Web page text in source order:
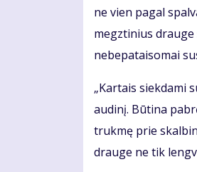
ne vien pagal
megztinius
nebepataisomai
„Kartais siekdami
audinį. Būtina
trukmę prie
drauge ne tik